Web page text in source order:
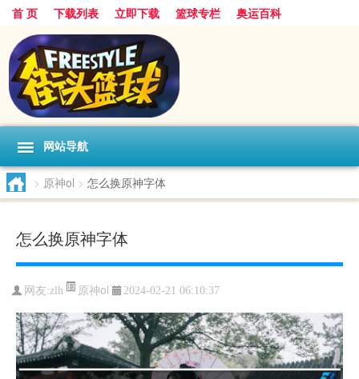
首 页 下载列表 立即下载 篮球专栏 奥运百科
网站导航
> 原神ol > 怎么换原神字体
怎么换原神字体
网友:zlh 原神ol 2024-02-21 06:10:37